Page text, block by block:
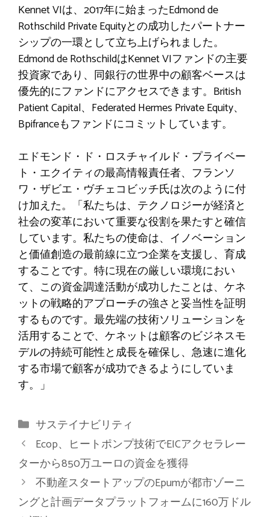
Kennet VIは、2017年に始まったEdmond de
Rothschild Private Equityとの成功したパートナー
シップの一環として立ち上げられました。
Edmond de RothschildはKennet VIファンドの主要
投資家であり、同銀行の世界中の顧客ベースは
優先的にファンドにアクセスできます。British
Patient Capital、Federated Hermes Private Equity、
Bpifranceもファンドにコミットしています。
エドモンド・ド・ロスチャイルド・プライベー
ト・エクイティの最高情報責任者、フランソ
ワ・ザビエ・ヴチェコビッチ氏は次のように付
け加えた。「私たちは、テクノロジーが経済と
社会の変革において重要な役割を果たすと確信
しています。私たちの使命は、イノベーション
と価値創造の最前線に立つ企業を支援し、育成
することです。特に現在の厳しい環境におい
て、この資金調達活動が成功したことは、ケネ
ットの戦略的アプローチの強さと妥当性を証明
するものです。最先端の技術ソリューションを
活用することで、ケネットは顧客のビジネスモ
デルの持続可能性と成長を確保し、急速に進化
する市場で顧客が成功できるようにしていま
す。」
カ
テ
ゴ
リ
ー
サステイナビリティ
Ecop、ヒートポンプ技術でEICアクセラレー
ターから850万ユーロの資金を獲得
不動産スタートアップのEpumが都市ゾーニ
ングと計画データプラットフォームに160万ドル